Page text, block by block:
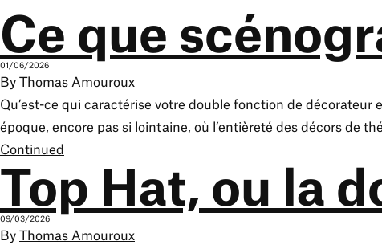
Ce que
01/06/2026
ByThomas Amouroux
Qu’est-ce qui caractérise votre double fonction de
époque, encore pas si lointaine, où l’entièreté des décors de
Continued
Top Hat, ou la
09/03/2026
ByThomas Amouroux